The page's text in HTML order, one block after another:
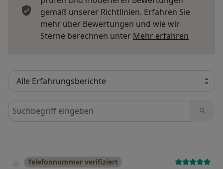
gemäß unserer Richtlinien. Erfahren Sie
mehr über Bewertungen und wie wir
Sterne berechnen unter Mehr erfahren
Bewertungen durchsuchen
Telefonnummer verifiziert